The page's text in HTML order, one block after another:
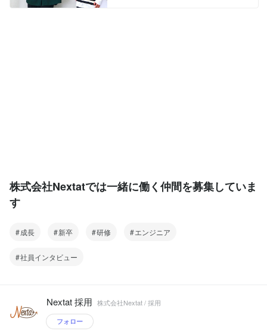
株式会社Nextatでは一緒に働く仲間を募集していま
す
成長 新卒 研修 エンジニア
社員インタビュー
Nextat 採用 株式会社Nextat / 採用
フォロー